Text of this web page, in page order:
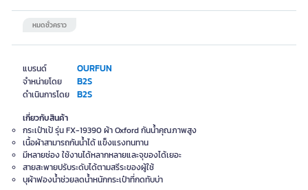
แบรนด์ OURFUN
จำหน่ายโดย B2S
ดำเนินการโดย B2S
หมดชั่วคราว
เกี่ยวกับสินค้า
กระเป๋าเป้ รุ่น FX-19390 ผ้า Oxford กันน้ำคุณภาพสูง
เนื้อผ้าสามารถกันน้ำได้ แข็งแรงทนทาน
มีหลายช่อง ใช้งานได้หลากหลายและจุของได้เยอะ
สายสะพายปรับระดับได้ตามสรีระของผู้ใช้
บุผ้าฟองน้ำช่วยลดน้ำหนักกระเป๋าที่กดทับบ่า